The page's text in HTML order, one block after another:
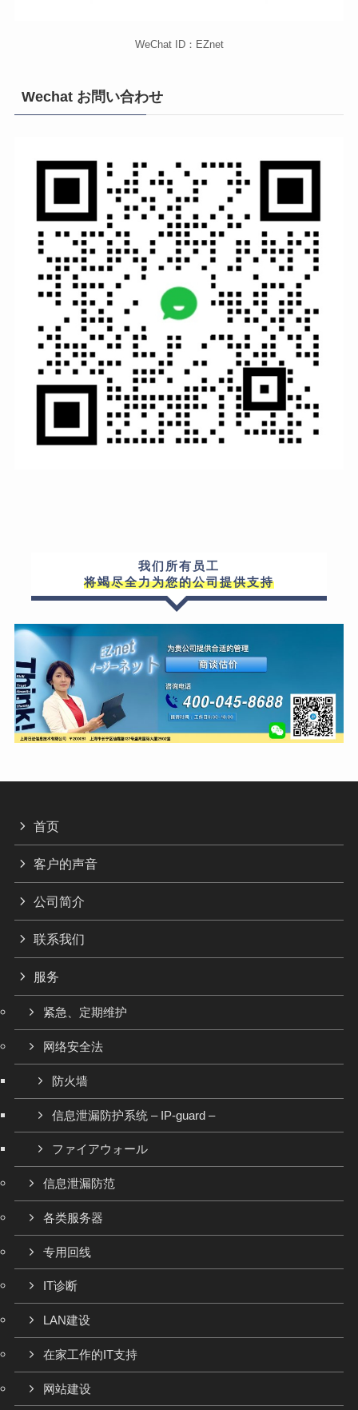
WeChat ID：EZnet
Wechat お問い合わせ
我们所有员工
将竭尽全力为您的公司提供支持
首页
客户的声音
公司简介
联系我们
服务
紧急、定期维护
网络安全法
防火墙
信息泄漏防护系统 – IP-guard –
ファイアウォール
信息泄漏防范
各类服务器
专用回线
IT诊断
LAN建设
在家工作的IT支持
网站建设